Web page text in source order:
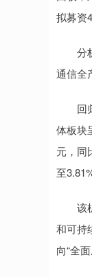
拟募资
分析
通信全
回归
体板块
元，同
至3.81%
该机
和可持
向“全